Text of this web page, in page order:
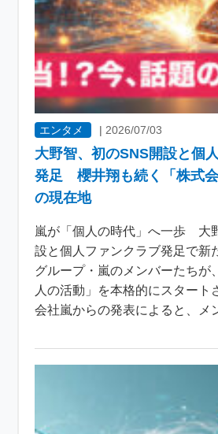
エンタメ |2026/07/03
大野智、初のSNS開設と個
発足 櫻井翔も続く「株式会
の現在地
嵐が「個人の時代」へ一歩 大
設と個人ファンクラブ発足で新
グループ・嵐のメンバーたちが
人の活動」を本格的にスタート
会社嵐からの発表によると、メ